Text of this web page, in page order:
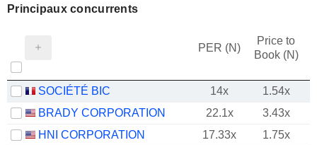
Principaux concurrents
PER (N)
Price to
Book (N)
SOCIÉTÉ BIC 14x
1.54x
BRADY CORPORATION
22.1x
3.43x
HNI CORPORATION
17.33x
1.75x